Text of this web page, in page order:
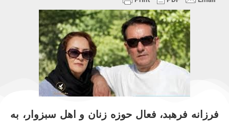
فرزانه فرهبد، فعال حوزه زنان و اهل سبزوار، به